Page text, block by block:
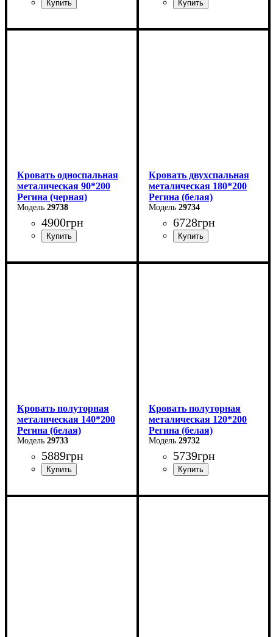
Ширина: 140 см
Ширина: 120 см
Кровать односпальная
металическая 90*200
Регина (черная)
29738
4900грн
Ширина: 90 см
Кровать двухспальная
металическая 180*200
Регина (белая)
29734
6728грн
Ширина: 180 см
Кровать полуторная
металическая 140*200
Регина (белая)
29733
5889грн
Ширина: 140 см
Кровать полуторная
металическая 120*200
Регина (белая)
29732
5739грн
Ширина: 120 см